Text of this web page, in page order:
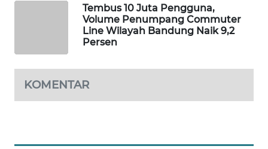
Tembus 10 Juta Pengguna,
Volume Penumpang Commuter
Line Wilayah Bandung Naik 9,2
Persen
KOMENTAR
KOPEKLIN